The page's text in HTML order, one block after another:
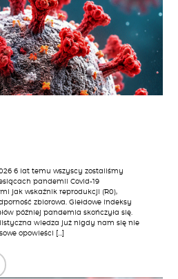
6 lat temu wszyscy zostaliśmy
pandemii Covid-19
jak wskaźnik reprodukcji (R0),
zbiorowa. Giełdowe indeksy
później pandemia skończyła się.
wiedza już nigdy nam się nie
opowieści […]